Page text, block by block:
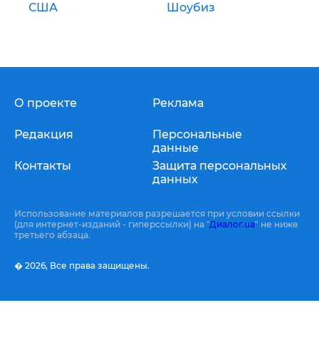
США Шоубиз
О проекте
Редакция
Контакты
Реклама
Персональные
данные
Защита персональных
данных
Использование материалов разрешается при условии ссылки
(для интернет-изданий - гиперссылки) на "Диалог.ua" не ниже
третьего абзаца.
� 2026, Все права защищены.